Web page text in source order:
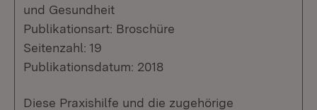
und Gesundheit
Publikationsart: Broschüre
Seitenzahl: 19
Publikationsdatum: 2018
Diese Praxishilfe und die zugehörige